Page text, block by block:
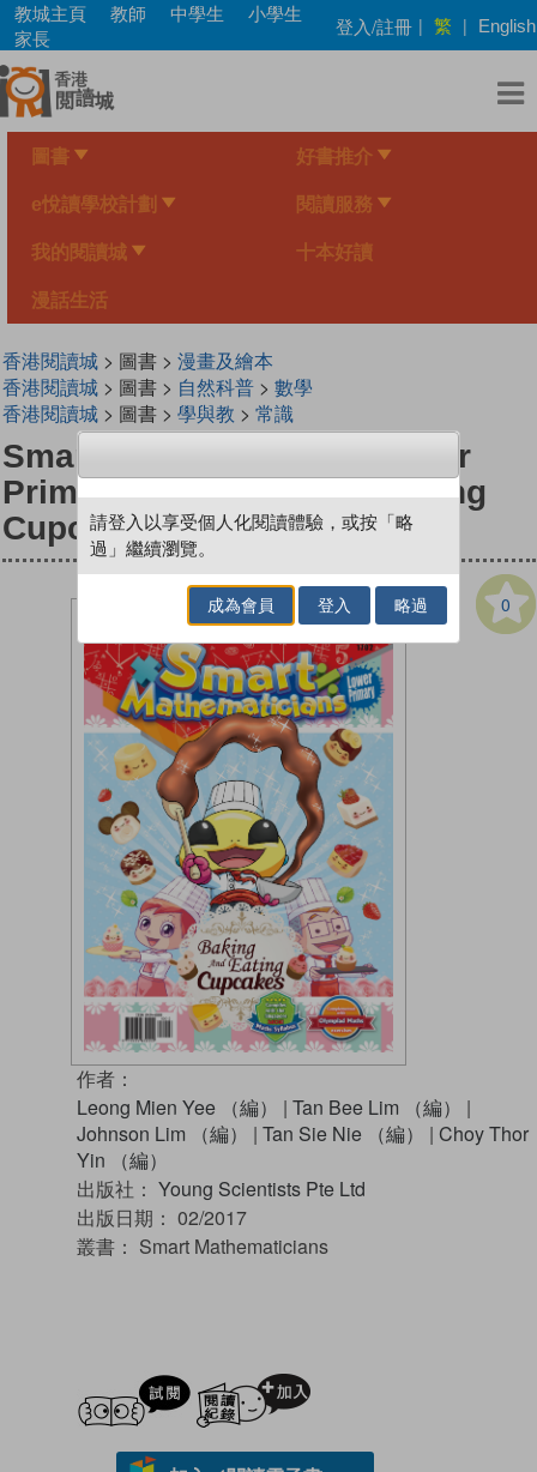
Skip
main
content
教城主頁 教師 中學生
小學生
家長
登入/註冊 | 繁 | English
圖書 好書推介
e悅讀學校計劃 閱讀服務
我的閱讀城 十本好讀
漫話生活
香港閱讀城> 圖書 > 漫畫及繪本
香港閱讀城> 圖書 > 自然科普> 數學
香港閱讀城> 圖書 > 學與教 > 常識
Smart Mathematicians Lower
Primary-12 Baking And Eating
Cupcakes
0
作者：
Leong Mien Yee （編）
| Tan Bee Lim （編）
|
Johnson Lim （編）
| Tan Sie Nie （編） | Choy Thor
Yin （編）
出版社： Young Scientists Pte Ltd
出版日期： 02/2017
叢書： Smart Mathematicians
試閲
請登入以享受個人化閱讀體驗，或按「略
過」繼續瀏覽。
成為會員 登入 略過